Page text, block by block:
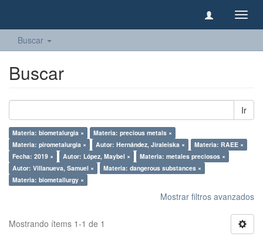
Buscar
Buscar
Ir
Materia: biometalurgia ×
Materia: precious metals ×
Materia: pirometalurgia ×
Autor: Hernández, Jiraleiska ×
Materia: RAEE ×
Fecha: 2019 ×
Autor: López, Maybel ×
Materia: metales preciosos ×
Autor: Villanueva, Samuel ×
Materia: dangerous substances ×
Materia: biometallurgy ×
Mostrar filtros avanzados
Mostrando ítems 1-1 de 1